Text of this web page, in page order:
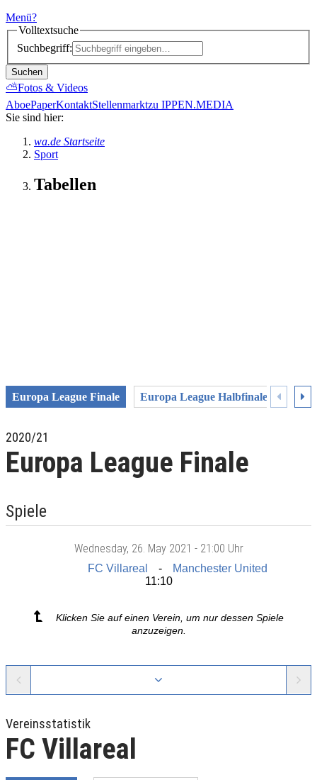
Menü?
Volltextsuche
Suchbegriff:
Suchen
⛅Fotos & Videos
AboePaperKontaktStellenmarktzu IPPEN.MEDIA
Sie sind hier:
wa.de Startseite
Sport
Tabellen
Europa League Finale Europa League Halbfinale
2020/21
Europa League Finale
Spiele
Wednesday, 26. May 2021 - 21:00 Uhr
FC Villareal
Manchester United
11:10
Klicken Sie auf einen Verein, um nur dessen Spiele
anzuzeigen.
Vereinsstatistik
FC Villareal